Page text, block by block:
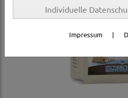
Individuelle
Impressum |